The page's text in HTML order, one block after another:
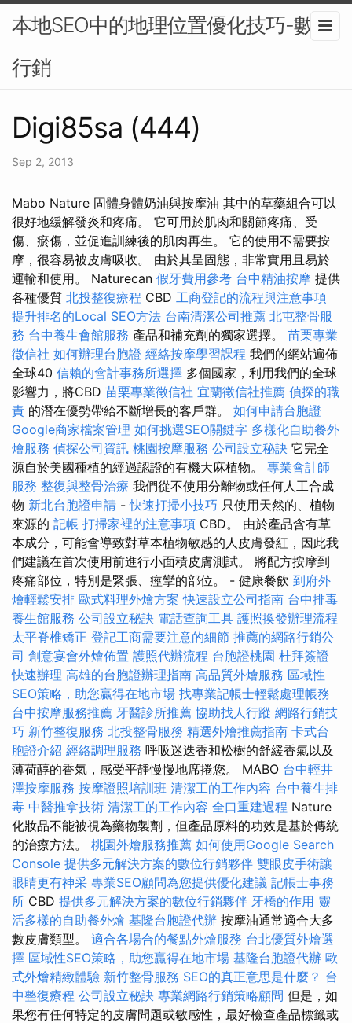
本地SEO中的地理位置優化技巧-數位
行銷
Digi85sa (444)
Sep 2, 2013
Mabo Nature 固體身體奶油與按摩油 其中的草藥組合可以
很好地緩解發炎和疼痛。 它可用於肌肉和關節疼痛、受
傷、瘀傷，並促進訓練後的肌肉再生。 它的使用不需要按
摩，很容易被皮膚吸收。 由於其呈固態，非常實用且易於
運輸和使用。 Naturecan 假牙費用參考 台中精油按摩 提供
各種優質 北投整復療程 CBD 工商登記的流程與注意事項
提升排名的Local SEO方法 台南清潔公司推薦 北屯整骨服
務 台中養生會館服務 產品和補充劑的獨家選擇。 苗栗專業
徵信社 如何辦理台胞證 經絡按摩學習課程 我們的網站遍佈
全球40 信賴的會計事務所選擇 多個國家，利用我們的全球
影響力，將CBD 苗栗專業徵信社 宜蘭徵信社推薦 偵探的職
責 的潛在優勢帶給不斷增長的客戶群。 如何申請台胞證
Google商家檔案管理 如何挑選SEO關鍵字 多樣化自助餐外
燴服務 偵探公司資訊 桃園按摩服務 公司設立秘訣 它完全
源自於美國種植的經過認證的有機大麻植物。 專業會計師
服務 整復與整骨治療 我們從不使用分離物或任何人工合成
物 新北台胞證申請 -快速打掃小技巧 只使用天然的、植物
來源的 記帳 打掃家裡的注意事項 CBD。 由於產品含有草
本成分，可能會導致對草本植物敏感的人皮膚發紅，因此我
們建議在首次使用前進行小面積皮膚測試。 將配方按摩到
疼痛部位，特別是緊張、痙攣的部位。 - 健康餐飲 到府外
燴輕鬆安排 歐式料理外燴方案快速設立公司指南 台中排毒
養生館服務 公司設立秘訣 電話查詢工具 護照換發辦理流程
太平脊椎矯正 登記工商需要注意的細節 推薦的網路行銷公
司 創意宴會外燴佈置 護照代辦流程 台胞證桃園 杜拜簽證
快速辦理 高雄的台胞證辦理指南 高品質外燴服務 區域性
SEO策略，助您贏得在地市場 找專業記帳士輕鬆處理帳務
台中按摩服務推薦 牙醫診所推薦 協助找人行蹤 網路行銷技
巧 新竹整復服務 北投整骨服務 精選外燴推薦指南 卡式台
胞證介紹 經絡調理服務 呼吸迷迭香和松樹的舒緩香氣以及
薄荷醇的香氣，感受平靜慢慢地席捲您。 MABO 台中輕井
澤按摩服務 按摩證照培訓班 清潔工的工作內容 台中養生排
毒 中醫推拿技術 清潔工的工作內容 全口重建過程 Nature
化妝品不能被視為藥物製劑，但產品原料的功效是基於傳統
的治療方法。 桃園外燴服務推薦 如何使用Google Search
Console 提供多元解決方案的數位行銷夥伴 雙眼皮手術讓
眼睛更有神采 專業SEO顧問為您提供優化建議 記帳士事務
所 CBD 提供多元解決方案的數位行銷夥伴 牙橋的作用 靈
活多樣的自助餐外燴 基隆台胞證代辦 按摩油通常適合大多
數皮膚類型。 適合各場合的餐點外燴服務 台北優質外燴選
擇 區域性SEO策略，助您贏得在地市場 基隆台胞證代辦 歐
式外燴精緻體驗 新竹整骨服務 SEO的真正意思是什麼？ 台
中整復療程 公司設立秘訣 專業網路行銷策略顧問 但是，如
果您有任何特定的皮膚問題或敏感性，最好檢查產品標籤或